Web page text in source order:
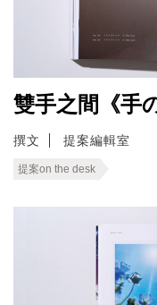
雙手之間《手
撰文 提案編輯室
提案on the desk